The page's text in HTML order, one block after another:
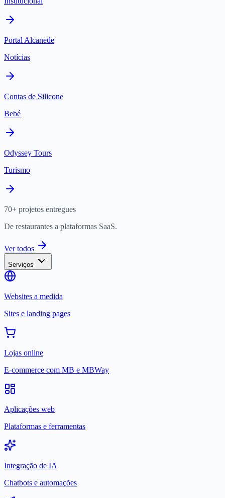
Portal Alcanede
Notícias
Contas de Silicone
Bebé
Odyssey Tours
Turismo
70+ projetos entregues
De restaurantes a plataformas SaaS.
Ver todos
Serviços
Websites a medida
Sites e landing pages
Lojas online
E-commerce com MB e MBWay
Aplicações web
Plataformas e ferramentas
Integração de IA
Chatbots e automações